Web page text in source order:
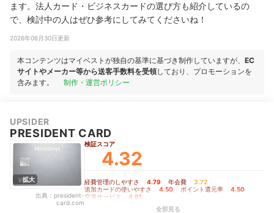
ます。法人カード・ビジネスカードの選び方も紹介しているの
で、検討中の人はぜひ参考にしてみてくださいね！
2026年06月30日更新
本コンテンツはマイベストが独自の基準に基づき制作していますが、 EC
サイトやメーカー等から送客手数料を受領しており、プロモーションを
含みます。
制作・運営ポリシー
UPSIDER
PRESIDENT CARD
拡大
出典： president-
card.com
検証スコア
4.32
経費管理のしやすさ 4.79 年会費 3.72
追加カードの使いやすさ 4.50 ポイント還元率 4.50
空港サービス
4.91
全部見る